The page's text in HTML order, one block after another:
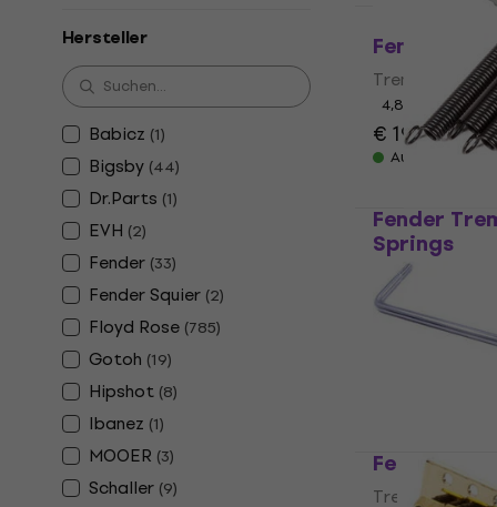
Hersteller
Babicz (1)
Bigsby (44)
Dr.Parts (1)
EVH (2)
Fender (33)
Fender Squier (2)
Floyd Rose (785)
Gotoh (19)
Hipshot (8)
Ibanez (1)
MOOER (3)
Schaller (9)
Fender
Tremolo
4,8
€ 19,30€
Auf Lager
Fender
Springs
Tremolo
4,9
€ 14,90€
Fender
Tremolo